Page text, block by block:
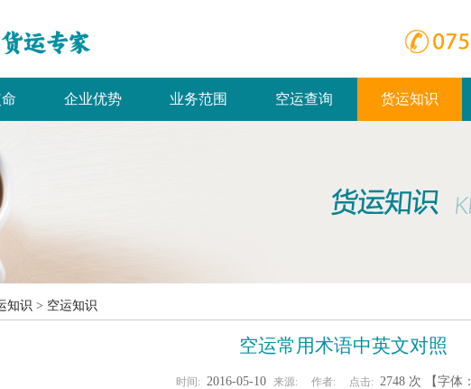
企业优势 业务范围 空运查询 货运知识
知识 > 空运知识
空运常用术语中英文对照
时间: 2016-05-10 来源: 作者: 点击: 2748 次 【字体：